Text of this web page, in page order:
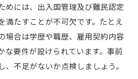
めには、出入国管理及び難民認定
満たすことが不可欠です。たとえ
場合は学歴や職歴、雇用契約内容
な要件が設けられています。事前
、不足がないか点検しましょう。